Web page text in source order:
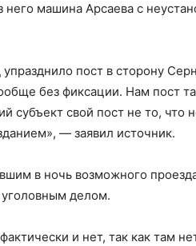
машина Арсаева с
пост в сторону
без фиксации. Нам пост
субъект свой пост не то, что
— заявил источник.
в ночь возможного
уголовным делом.
и нет, так как там